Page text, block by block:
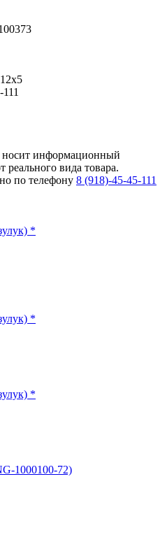
носит информационный
реального вида товара.
по телефону 8 (918)-45-45-111
*
*
*
1000100-72)